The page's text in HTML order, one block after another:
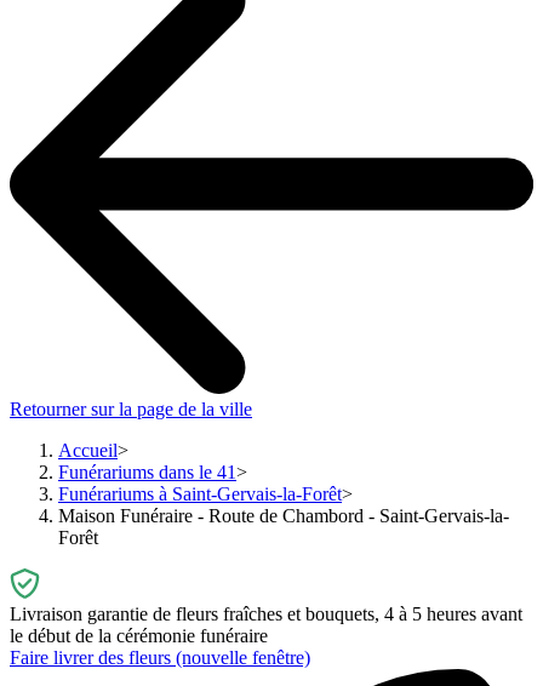
Retourner sur la page de la ville
Accueil
Funérariums dans le 41
Funérariums à Saint-Gervais-la-Forêt
Maison Funéraire - Route de Chambord - Saint-Gervais-la-
Forêt
Livraison garantie de fleurs fraîches et bouquets, 4 à 5 heures avant
le début de la cérémonie funéraire
Faire livrer des fleurs (nouvelle fenêtre)